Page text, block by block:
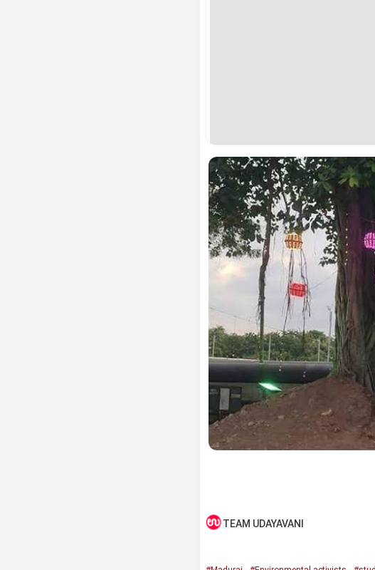
TEAM UDAYAVANI